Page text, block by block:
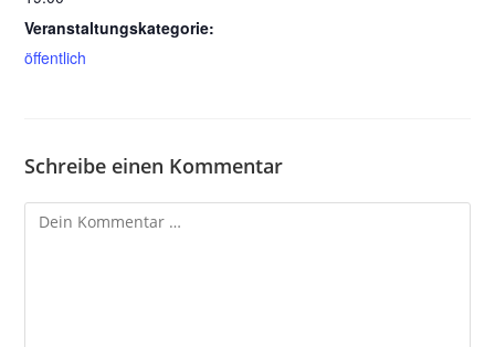
Veranstaltungskategorie:
öffentlich
Schreibe einen Kommentar